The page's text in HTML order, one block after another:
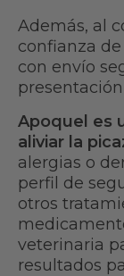
Además, al
confianza
con envío
Apoquel es
aliviar la
alergias o
perfil de
otros
veterinaria
resultados